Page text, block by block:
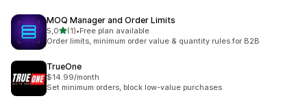
MOQ Manager and Order Limits
5,0z 5 hvězd
(1)
Celkový počet recenzí: 1
•Free plan available
Order limits, minimum order value & quantity rules for B2B
TrueOne
$14.99/month
Set minimum orders, block low-value purchases